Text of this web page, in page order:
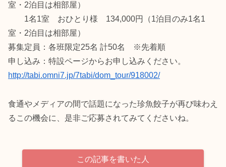
室・2泊目は相部屋）
1名1室 おひとり様 134,000円（1泊目のみ1名1
室・2泊目は相部屋）
募集定員：各班限定25名 計50名 ※先着順
申し込み：特設ページからお申し込みください。
http://tabi.omni7.jp/7tabi/dom_tour/918002/
食通やメディアの間で話題になった珍魚餃子が再び味わえ
るこの機会に、是非ご応募されてみてくださいね。
この記事を書いた人